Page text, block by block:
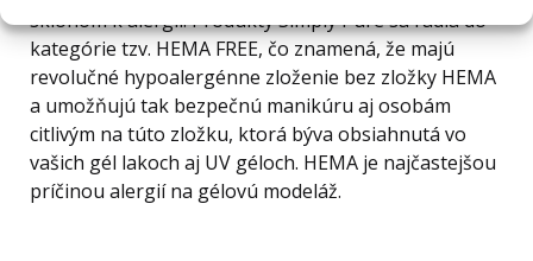
sklonom k alergii. Produkty Simply Pure sa radia do
kategórie tzv. HEMA FREE, čo znamená, že majú
revolučné hypoalergénne zloženie bez zložky HEMA
a umožňujú tak bezpečnú manikúru aj osobám
citlivým na túto zložku, ktorá býva obsiahnutá vo
vašich gél lakoch aj UV géloch. HEMA je najčastejšou
príčinou alergií na gélovú modeláž.